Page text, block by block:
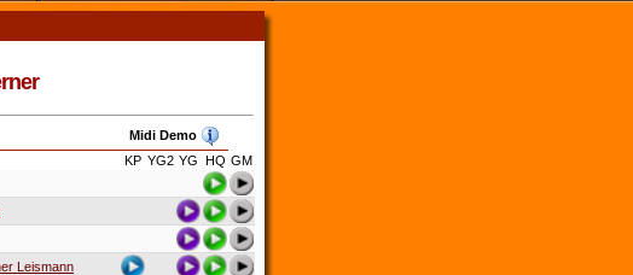
Midi Demo
KP YG2 YG HQ GM
Leismann